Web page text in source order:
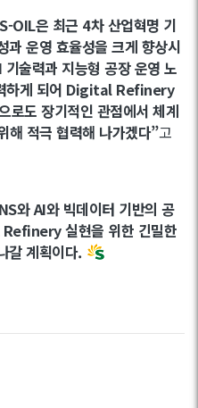
OIL은 최근 4차 산업혁명 기
과 운영 효율성을 크게 향상시
기술력과 지능형 공장 운영 노
하게 되어 Digital Refinery
로도 장기적인 관점에서 체계
적극 협력해 나가겠다”고
와 AI와 빅데이터 기반의 공
실현을 위한 긴밀한
갈 계획이다.